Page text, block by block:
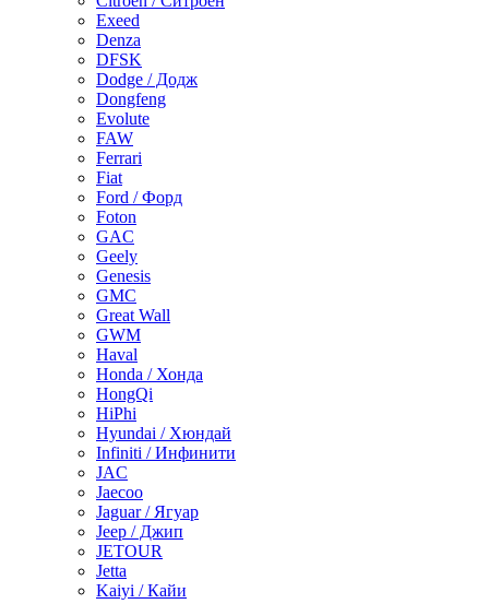
Exeed
Denza
DFSK
Dodge / Додж
Dongfeng
Evolute
FAW
Ferrari
Fiat
Ford / Форд
Foton
GAC
Geely
Genesis
GMC
Great Wall
GWM
Haval
Honda / Хонда
HongQi
HiPhi
Hyundai / Хюндай
Infiniti / Инфинити
JAC
Jaecoo
Jaguar / Ягуар
Jeep / Джип
JETOUR
Jetta
Kaiyi / Кайи